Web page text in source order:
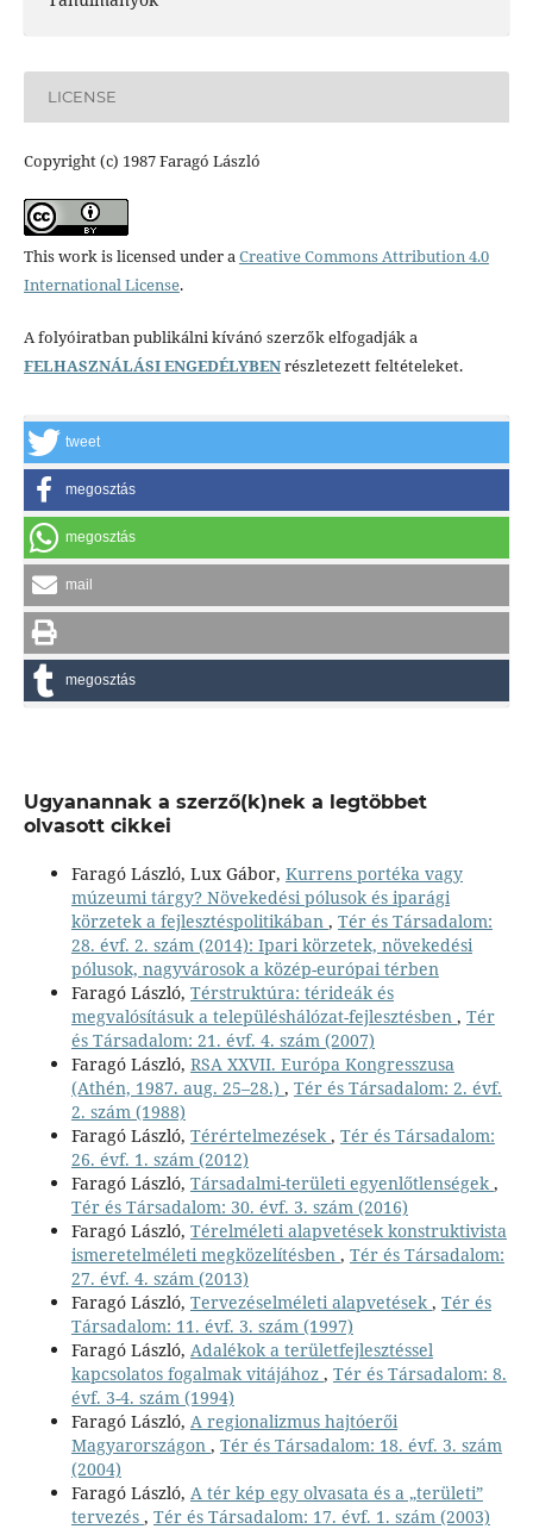
LICENSE
Copyright (c) 1987 Faragó László
This work is licensed under aCreative Commons Attribution 4.0
International License.
A folyóiratban publikálni kívánó szerzők elfogadják a
FELHASZNÁLÁSI ENGEDÉLYBENrészletezett feltételeket.
tweet
megosztás
megosztás
mail
megosztás
Ugyanannak a szerző(k)nek a legtöbbet
olvasott cikkei
Faragó László, Lux Gábor, Kurrens portéka vagy
múzeumi tárgy? Növekedési pólusok és iparági
körzetek a fejlesztéspolitikában , Tér és Társadalom:
28. évf. 2. szám (2014): Ipari körzetek, növekedési
pólusok, nagyvárosok a közép-európai térben
Faragó László, Térstruktúra: térideák és
megvalósításuk a településhálózat-fejlesztésben , Tér
és Társadalom: 21. évf. 4. szám (2007)
Faragó László, RSA XXVII. Európa Kongresszusa
(Athén, 1987. aug. 25–28.) , Tér és Társadalom: 2. évf.
2. szám (1988)
Faragó László, Térértelmezések , Tér és Társadalom:
26. évf. 1. szám (2012)
Faragó László, Társadalmi-területi egyenlőtlenségek ,
Tér és Társadalom: 30. évf. 3. szám (2016)
Faragó László, Térelméleti alapvetések konstruktivista
ismeretelméleti megközelítésben , Tér és Társadalom:
27. évf. 4. szám (2013)
Faragó László, Tervezéselméleti alapvetések , Tér és
Társadalom: 11. évf. 3. szám (1997)
Faragó László, Adalékok a területfejlesztéssel
kapcsolatos fogalmak vitájához , Tér és Társadalom: 8.
évf. 3-4. szám (1994)
Faragó László, A regionalizmus hajtóerői
Magyarországon , Tér és Társadalom: 18. évf. 3. szám
(2004)
Faragó László, A tér kép egy olvasata és a „területi”
tervezés , Tér és Társadalom: 17. évf. 1. szám (2003)